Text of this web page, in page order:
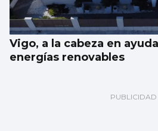
Vigo, a la cabeza en
energías renovables